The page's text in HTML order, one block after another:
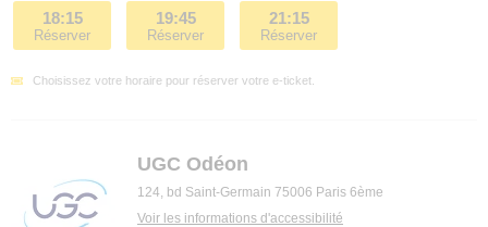
18:15
Réserver
19:45
Réserver
21:15
Réserver
Choisissez votre horaire pour réserver votre e-ticket.
UGC Odéon
124, bd Saint-Germain 75006 Paris 6ème
Voir les informations d'accessibilité